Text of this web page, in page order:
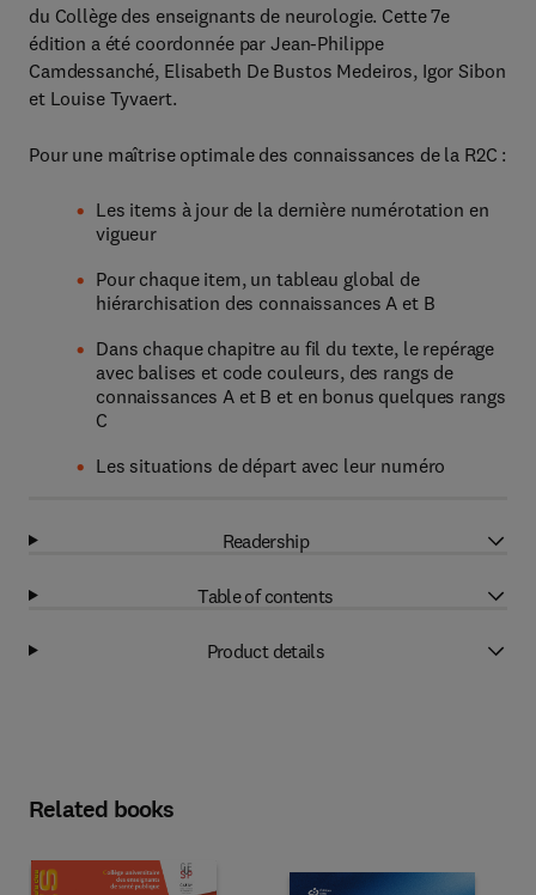
du Collège des enseignants de neurologie. Cette 7e
édition a été coordonnée par Jean-Philippe
Camdessanché, Elisabeth De Bustos Medeiros, Igor Sibon
et Louise Tyvaert.
Pour une maîtrise optimale des connaissances de la R2C :
Les items à jour de la dernière numérotation en
vigueur
Pour chaque item, un tableau global de
hiérarchisation des connaissances A et B
Dans chaque chapitre au fil du texte, le repérage
avec balises et code couleurs, des rangs de
connaissances A et B et en bonus quelques rangs
C
Les situations de départ avec leur numéro
Readership
Table of contents
Product details
Related books